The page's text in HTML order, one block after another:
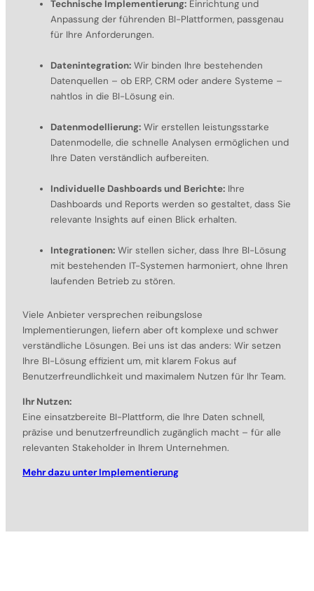
Technische Implementierung: Einrichtung und
Anpassung der führenden BI-Plattformen, passgenau
für Ihre Anforderungen.
Datenintegration: Wir binden Ihre bestehenden
Datenquellen – ob ERP, CRM oder andere Systeme –
nahtlos in die BI-Lösung ein.
Datenmodellierung: Wir erstellen leistungsstarke
Datenmodelle, die schnelle Analysen ermöglichen und
Ihre Daten verständlich aufbereiten.
Individuelle Dashboards und Berichte: Ihre
Dashboards und Reports werden so gestaltet, dass Sie
relevante Insights auf einen Blick erhalten.
Integrationen: Wir stellen sicher, dass Ihre BI-Lösung
mit bestehenden IT-Systemen harmoniert, ohne Ihren
laufenden Betrieb zu stören.
Viele Anbieter versprechen reibungslose
Implementierungen, liefern aber oft komplexe und schwer
verständliche Lösungen. Bei uns ist das anders: Wir setzen
Ihre BI-Lösung effizient um, mit klarem Fokus auf
Benutzerfreundlichkeit und maximalem Nutzen für Ihr Team.
Ihr Nutzen:
Eine einsatzbereite BI-Plattform, die Ihre Daten schnell,
präzise und benutzerfreundlich zugänglich macht – für alle
relevanten Stakeholder in Ihrem Unternehmen.
Mehr dazu unter Implementierung